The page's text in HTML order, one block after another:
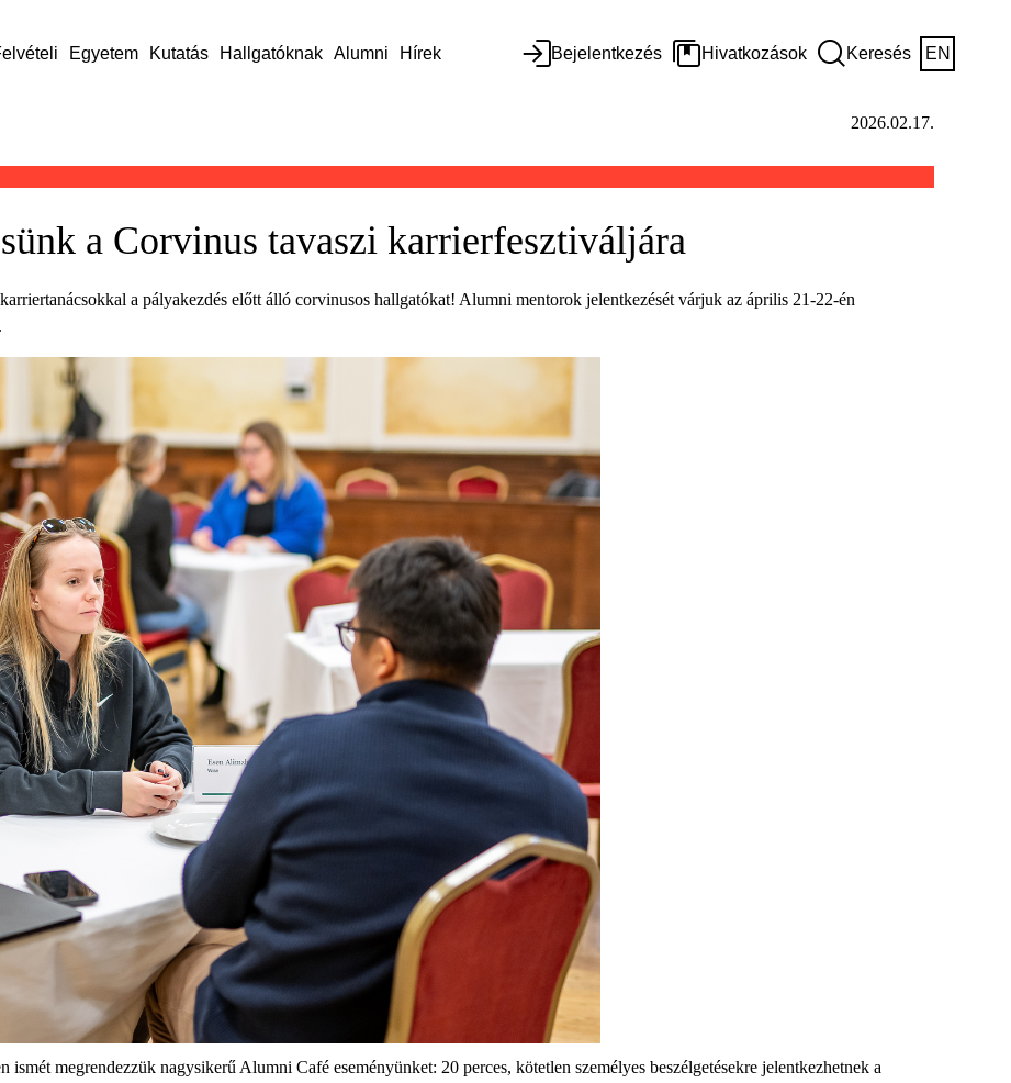
Egyetem Kutatás Hallgatóknak Alumni Hírek Bejelentkezés Hivatkozások Keresés EN
2026.02.17.
a Corvinus tavaszi karrierfesztiváljára
a pályakezdés előtt álló corvinusos hallgatókat! Alumni mentorok jelentkezését várjuk az április 21-22-én
megrendezzük nagysikerű Alumni Café eseményünket: 20 perces, kötetlen személyes beszélgetésekre jelentkezhetnek a